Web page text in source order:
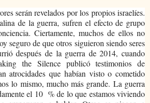
serán revelados por los propios israelíes.
de la guerra, sufren el efecto de grupo
Ciertamente, muchos de ellos no
seguro de que otros siguieron siendo seres
después de la guerra de 2014, cuando
the Silence publicó testimonios de
atrocidades que habían visto o cometido
lo mismo, mucho más grande. La guerra
el 10 % de lo que estamos viviendo